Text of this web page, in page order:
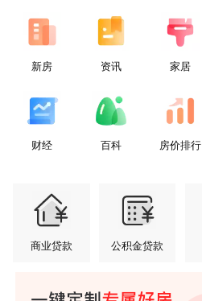
新房 资讯 家居
财经 百科 房价排行
商业贷款 公积金贷款